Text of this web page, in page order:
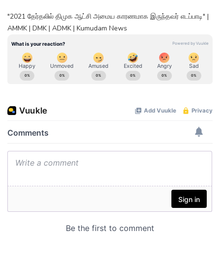
"2021 தேர்தலில் திமுக ஆட்சி அமைய காரணமாக இருந்தவர் எடப்பாடி" |
AMMK | DMK | ADMK | Kumudam News